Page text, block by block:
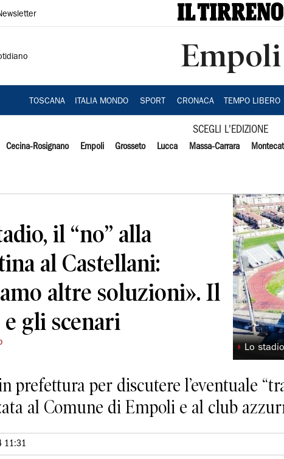
Empoli
TOSCANA ITALIA MONDO SPORT CRONACA TEMPO LIBERO
SCEGLI L'EDIZIONE
Cecina-Rosignano Empoli Grosseto Lucca Massa-Carrara
il “no” alla
al Castellani:
altre soluzioni». Il
gli scenari
◗ Lo
prefettura per discutere l’eventuale
al Comune di Empoli e al club
11:31